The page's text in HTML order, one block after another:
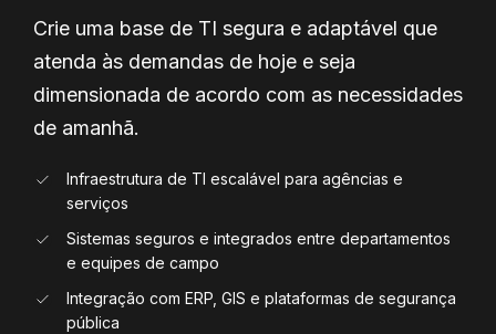
Crie uma base de TI segura e adaptável que
atenda às demandas de hoje e seja
dimensionada de acordo com as necessidades
de amanhã.
Infraestrutura de TI escalável para agências e
serviços
Sistemas seguros e integrados entre departamentos
e equipes de campo
Integração com ERP, GIS e plataformas de segurança
pública